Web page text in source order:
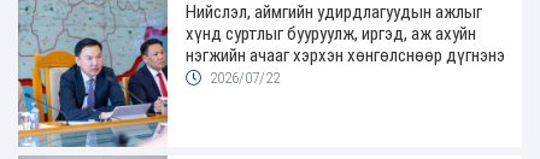
Нийслэл, аймгийн удирдлагуудын ажлыг
хүнд суртлыг бууруулж, иргэд, аж ахуйн
нэгжийн ачааг хэрхэн хөнгөлснөөр дүгнэнэ
2026/07/22